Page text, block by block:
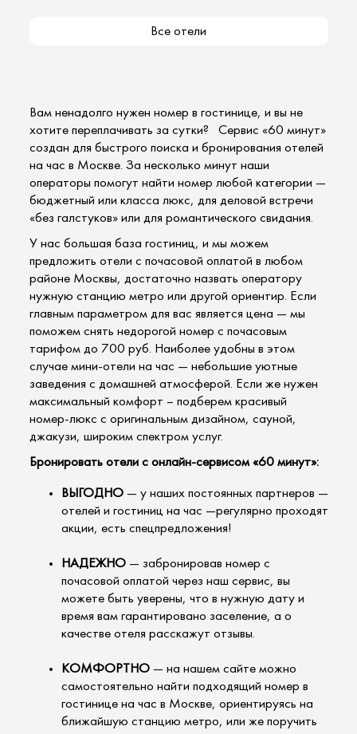
Все отели
Вам ненадолго нужен номер в гостинице, и вы не
хотите переплачивать за сутки? Сервис «60 минут»
создан для быстрого поиска и бронирования отелей
на час в Москве. За несколько минут наши
операторы помогут найти номер любой категории —
бюджетный или класса люкс, для деловой встречи
«без галстуков» или для романтического свидания.
У нас большая база гостиниц, и мы можем
предложить отели с почасовой оплатой в любом
районе Москвы, достаточно назвать оператору
нужную станцию метро или другой ориентир. Если
главным параметром для вас является цена — мы
поможем снять недорогой номер с почасовым
тарифом до 700 руб. Наиболее удобны в этом
случае мини-отели на час — небольшие уютные
заведения с домашней атмосферой. Если же нужен
максимальный комфорт – подберем красивый
номер-люкс с оригинальным дизайном, сауной,
джакузи, широким спектром услуг.
Бронировать отели с онлайн-сервисом «60 минут»:
ВЫГОДНО— у наших постоянных партнеров —
отелей и гостиниц на час —регулярно проходят
акции, есть спецпредложения!
НАДЕЖНО— забронировав номер с
почасовой оплатой через наш сервис, вы
можете быть уверены, что в нужную дату и
время вам гарантировано заселение, а о
качестве отеля расскажут отзывы.
КОМФОРТНО— на нашем сайте можно
самостоятельно найти подходящий номер в
гостинице на час в Москве, ориентируясь на
ближайшую станцию метро, или же поручить